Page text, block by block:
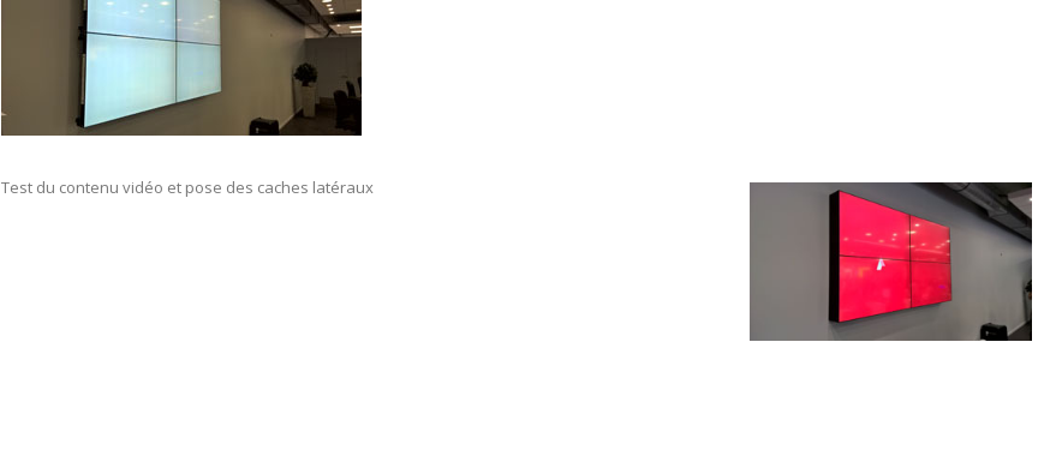
Test du contenu vidéo et pose des caches latéraux